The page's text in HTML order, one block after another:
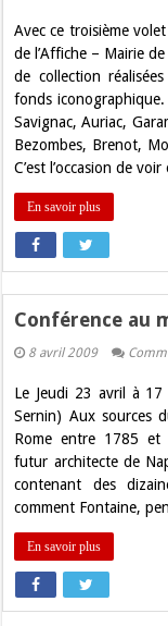
Avec ce troisième
de l’Affiche – Mairie
de collection
fonds
Savignac, Auriac,
Bezombes, Brenot,
C’est l’occasion de voir
En savoir plus
Conférence au
8 avril 2009
Le Jeudi 23 avril à
Sernin) Aux sources
Rome entre 1785 et
futur architecte de
contenant des
comment Fontaine,
En savoir plus